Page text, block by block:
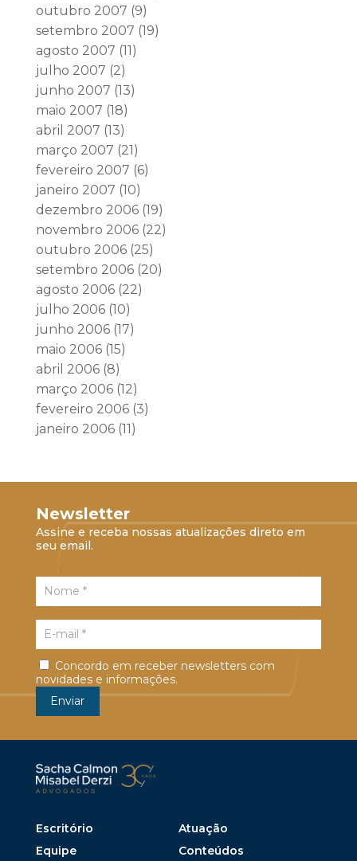
outubro 2007 (9)
setembro 2007 (19)
agosto 2007 (11)
julho 2007 (2)
junho 2007 (13)
maio 2007 (18)
abril 2007 (13)
março 2007 (21)
fevereiro 2007 (6)
janeiro 2007 (10)
dezembro 2006(19)
novembro 2006(22)
outubro 2006(25)
setembro 2006(20)
agosto 2006(22)
julho 2006(10)
junho 2006(17)
maio 2006(15)
abril 2006(8)
março 2006(12)
fevereiro 2006(3)
janeiro 2006(11)
Newsletter
Assine e receba nossas atualizações direto em
seu email.
Concordo em receber newsletters com
novidades e informações.
Escritório
Atuação
Equipe
Conteúdos